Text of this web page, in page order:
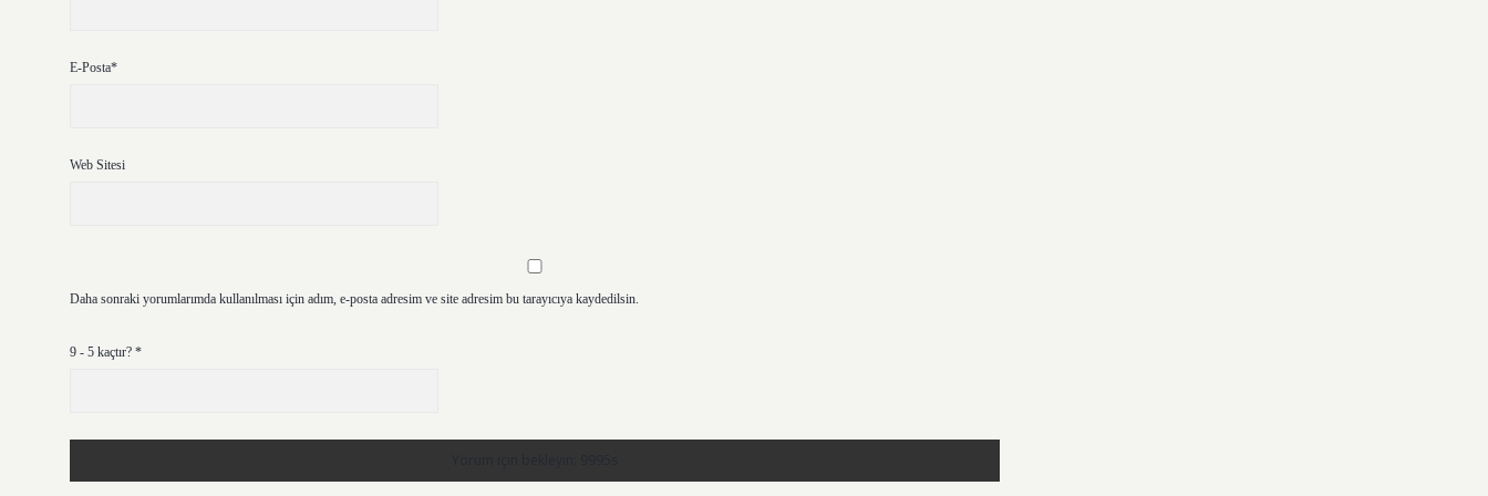
E-Posta*
Web Sitesi
Daha sonraki yorumlarımda kullanılması için adım, e-posta adresim ve site adresim bu tarayıcıya kaydedilsin.
9 - 5 kaçtır? *